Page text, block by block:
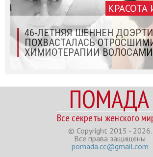
КРАСОТА
46-ЛЕТНЯЯ ШЕННЕН ДОЭРТИ
ПОХВАСТАЛАСЬ
ХИМИОТЕРАПИИ ВОЛОСАМИ
ПОМАДА
Все секреты женского
© Copyright 2015 - 2026.
Все права защищены
pomada.cc@gmail.com